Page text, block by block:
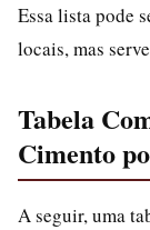
Essa lista pode
locais, mas
Tabela
Cimento
A seguir, uma